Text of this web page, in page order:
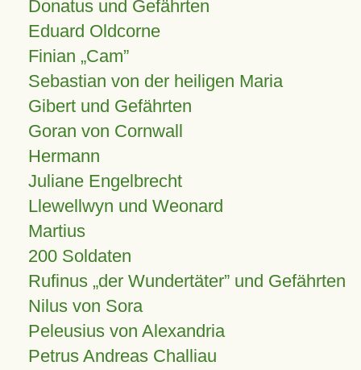
Donatus und Gefährten
Eduard Oldcorne
Finian Cam
Sebastian von der heiligen Maria
Gibert und Gefährten
Goran von Cornwall
Hermann
Juliane Engelbrecht
Llewellwyn und Weonard
Martius
200 Soldaten
Rufinus „der Wundertäter” und Gefährten
Nilus von Sora
Peleusius von Alexandria
Petrus Andreas Challiau